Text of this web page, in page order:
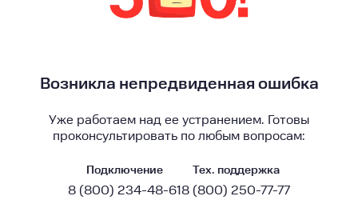
Возникла непредвиденная ошибка
Уже работаем над ее устранением. Готовы
проконсультировать по любым вопросам:
Подключение
8 (800) 234-48-61
Тех. поддержка
8 (800) 250-77-77